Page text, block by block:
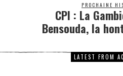
PROCHAINE
CPI : La
Bensouda, la
LATEST FROM